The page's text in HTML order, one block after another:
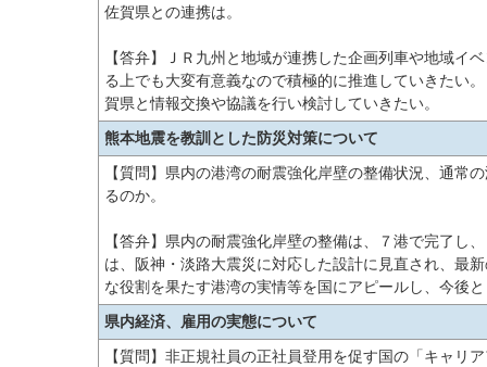
佐賀県との連携は。
【答弁】ＪＲ九州と地域が連携した企画列車や地域イ
る上でも大変有意義なので積極的に推進していきたい
賀県と情報交換や協議を行い検討していきたい。
熊本地震を教訓とした防災対策について
【質問】県内の港湾の耐震強化岸壁の整備状況、通常
るのか。
【答弁】県内の耐震強化岸壁の整備は、７港で完了し
は、阪神・淡路大震災に対応した設計に見直され、最
な役割を果たす港湾の実情等を国にアピールし、今後
県内経済、雇用の実態について
【質問】非正規社員の正社員登用を促す国の「キャリ